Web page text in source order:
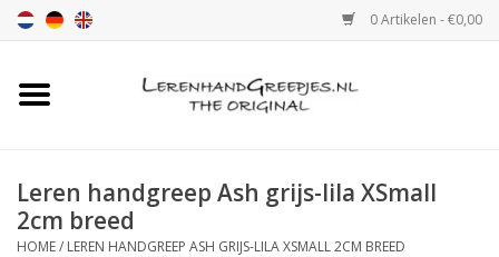
0 Artikelen - €0,00
Home
Leren hand greepjes met print
Leren handgreep Ash grijs-lila XSmall
2cm breed
HOME/ LEREN HANDGREEP ASH GRIJS-LILA XSMALL 2CM BREED